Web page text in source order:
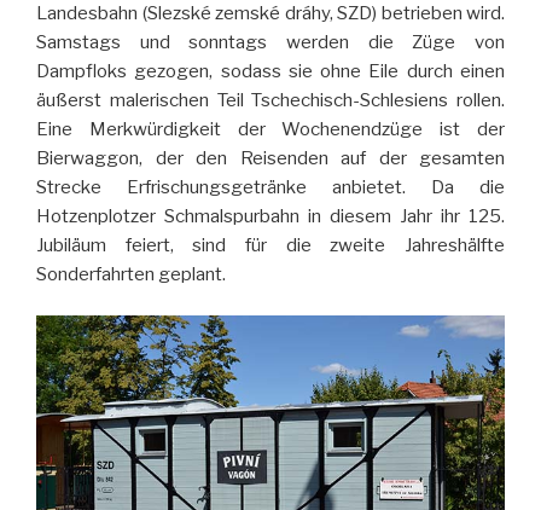
Landesbahn (Slezské zemské dráhy, SZD) betrieben wird.
Samstags und sonntags werden die Züge von
Dampfloks gezogen, sodass sie ohne Eile durch einen
äußerst malerischen Teil Tschechisch-Schlesiens rollen.
Eine Merkwürdigkeit der Wochenendzüge ist der
Bierwaggon, der den Reisenden auf der gesamten
Strecke Erfrischungsgetränke anbietet. Da die
Hotzenplotzer Schmalspurbahn in diesem Jahr ihr 125.
Jubiläum feiert, sind für die zweite Jahreshälfte
Sonderfahrten geplant.